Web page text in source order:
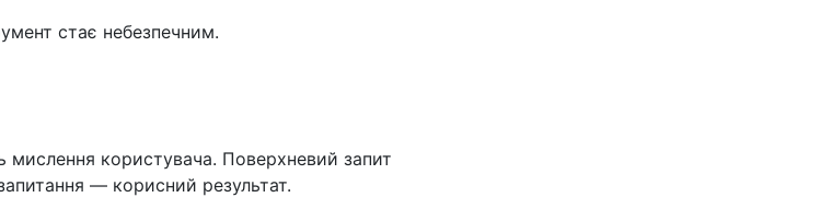
стає небезпечним.
мислення користувача. Поверхневий запит
— корисний результат.